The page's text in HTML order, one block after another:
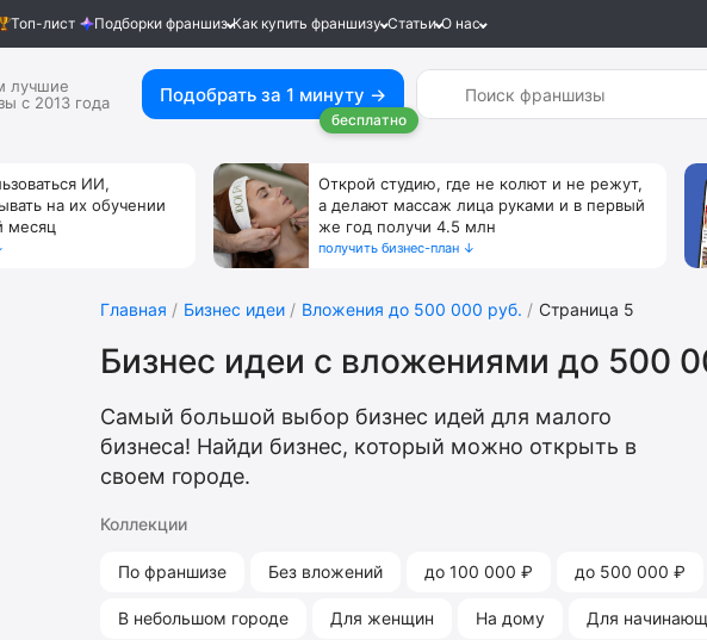
Топ-лист Подборки франшиз Как купить франшизу Статьи О нас
лучшие
с 2013 года
Подобрать за 1 минуту →
бесплатно
ИИ,
на их обучении
месяц
Открой студию, где не колют и не режут,
а делают массаж лица руками и в первый
же год получи 4.5 млн
получить бизнес-план ↓
Главная Бизнес идеи Вложения до 500 000 руб. Страница 5
Бизнес идеи с вложениями до 500
Самый большой выбор бизнес идей для малого
бизнеса! Найди бизнес, который можно открыть в
своем городе.
Коллекции
По франшизе Без вложений до 100 000 ₽ до 500 000 ₽
В небольшом городе Для женщин На дому Для